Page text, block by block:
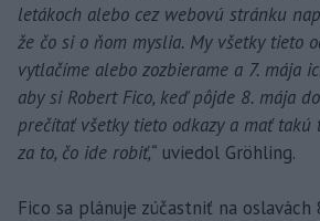
letákoch alebo cez webovú stránku
že čo si o ňom myslia. My všetky tieto
vytlačíme alebo zozbierame a 7. mája
aby si Robert Fico, keď pôjde 8. mája
prečítať všetky tieto odkazy a mať
za to, čo ide robiť,“ uviedol Gröhling.
Fico sa plánuje zúčastniť na oslavách